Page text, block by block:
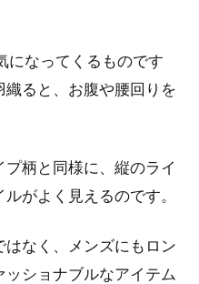
ールのおしゃれなコー
こなしをご紹介
のオーバーオールはニットとあわ
を！2 白コーデュロイのオーバー
ディースに！
になってくるものです
ると、お腹や腰回りを
柄と同様に、縦のライ
がよく見えるのです。
なく、メンズにもロン
ショナブルなアイテム